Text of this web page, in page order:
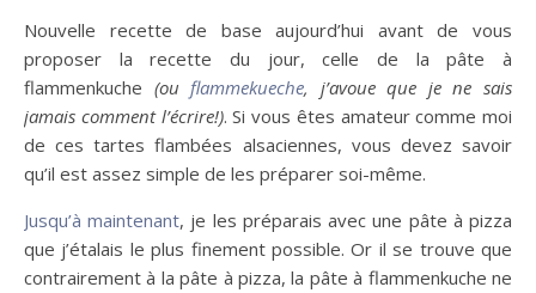
Nouvelle recette de base aujourd’hui avant de vous
proposer la recette du jour, celle de la pâte à
flammenkuche (ouflammekueche, j’avoue que je ne sais
jamais comment l’écrire!). Si vous êtes amateur comme moi
de ces tartes flambées alsaciennes, vous devez savoir
qu’il est assez simple de les préparer soi-même.
Jusqu’à maintenant, je les préparais avec une pâte à pizza
que j’étalais le plus finement possible. Or il se trouve que
contrairement à la pâte à pizza, la pâte à flammenkuche ne